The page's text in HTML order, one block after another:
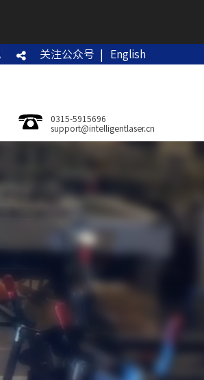
关注公众号 | English
0315-5915696
support@intelligentlaser.cn